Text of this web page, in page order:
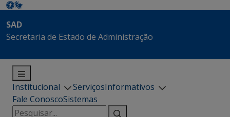
SAD
Secretaria de Estado de Administração
Institucional ServiçosInformativos
Fale ConoscoSistemas
Pesquisar